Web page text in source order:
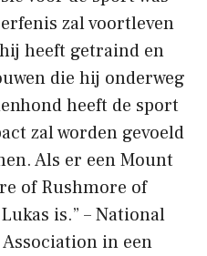
zal voortleven
heeft getraind en
die hij onderweg
heeft de sport
zal worden gevoeld
Als er een Mount
of Rushmore of
is.” – National
in een